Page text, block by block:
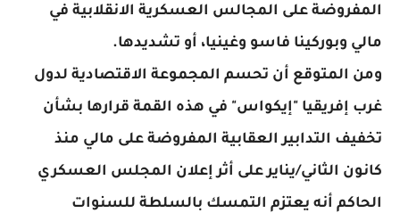
المفروضة على المجالس العسكرية الانقلابية في
مالي وبوركينا فاسو وغينيا، أو تشديدها.
ومن المتوقع أن تحسم المجموعة الاقتصادية لدول
غرب إفريقيا "إيكواس" في هذه القمة قرارها بشأن
تخفيف التدابير العقابية المفروضة على مالي منذ
كانون الثاني/يناير على أثر إعلان المجلس العسكري
الحاكم أنه يعتزم التمسك بالسلطة للسنوات